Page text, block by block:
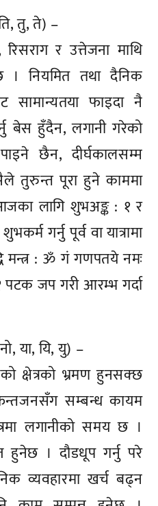
तु, ते) –
र उत्तेजना माथि
। नियमित तथा दैनिक
सामान्यतया फाइदा नै
बेस हुँदैन, लगानी गरेको
छैन, दीर्घकालसम्म
तुरुन्त पूरा हुने काममा
लागि शुभअङ्क : १ र
गर्नु पूर्व वा यात्रामा
मन्त्र : ॐ गं गणपतये नमः
जप गरी आरम्भ गर्दा
या, यि, यु) –
क्षेत्रको भ्रमण हुनसक्छ
सम्बन्ध कायम
लगानीको समय छ ।
हुनेछ । दौडधूप गर्नु परे
व्यवहारमा खर्च बढ्न